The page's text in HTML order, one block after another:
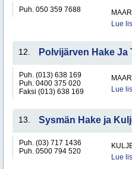
Puh. 050 359 7688
Lue
12. Polvijärven Hake Ja
Puh. (013) 638 169
Puh. 0400 375 020
Faksi (013) 638 169
Lue
13. Sysmän Hake ja
Puh. (03) 717 1436
Puh. 0500 794 520
Lue